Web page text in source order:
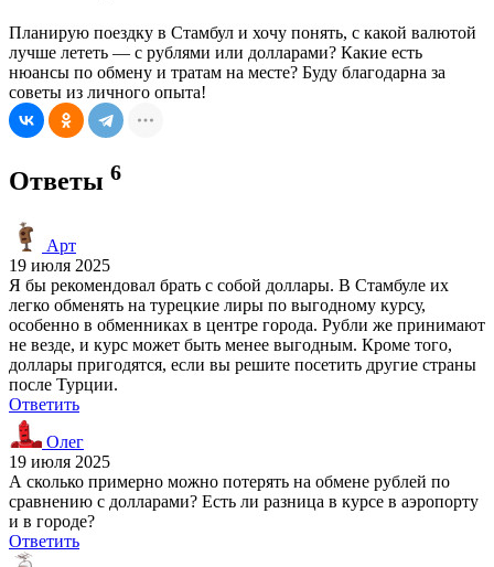
Планирую поездку в Стамбул и хочу понять, с какой валютой
лучше лететь — с рублями или долларами? Какие есть
нюансы по обмену и тратам на месте? Буду благодарна за
советы из личного опыта!
Ответы 6
Арт
19 июля 2025
Я бы рекомендовал брать с собой доллары. В Стамбуле их
легко обменять на турецкие лиры по выгодному курсу,
особенно в обменниках в центре города. Рубли же принимают
не везде, и курс может быть менее выгодным. Кроме того,
доллары пригодятся, если вы решите посетить другие страны
после Турции.
Ответить
Олег
19 июля 2025
А сколько примерно можно потерять на обмене рублей по
сравнению с долларами? Есть ли разница в курсе в аэропорту
и в городе?
Ответить